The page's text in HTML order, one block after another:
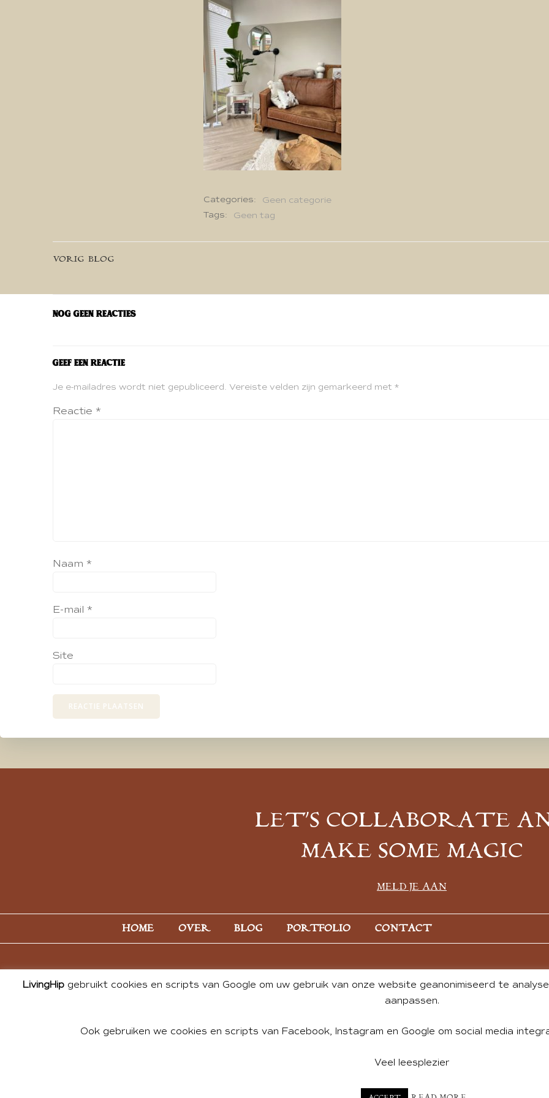
Categories:
Geen categorie
Tags:
Geen tag
Bericht
navigatie
VORIG BLOG
Nog geen reacties
Geef een reactie
Je e-mailadres wordt niet gepubliceerd. Vereiste velden zijn gemarkeerd met *
Reactie *
Naam *
E-mail *
Site
LET’S COLLABORATE
MAKE SOME MAGIC
MELD JE AAN
HOME OVER BLOG PORTFOLIO CONTACT
© 2026 ALL PHOTOS & CONTENT BY ANDREA DE GROOT. WEBSITE DESIGN BY
LivingHip gebruikt cookies en scripts van Google om uw gebruik van onze website geanonimiseerd te
aanpassen.
Ook gebruiken we cookies en scripts van Facebook, Instagram en Google om social media
Veel leesplezier